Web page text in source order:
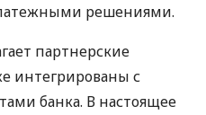
решениями.
партнерские
интегрированы с
банка. В настоящее